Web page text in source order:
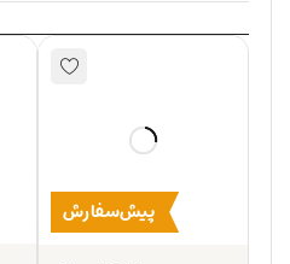
پیش‌سفارش